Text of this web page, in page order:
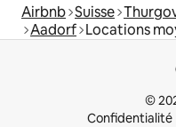
Airbnb Suisse
Aadorf Locations
©
Confidentialité